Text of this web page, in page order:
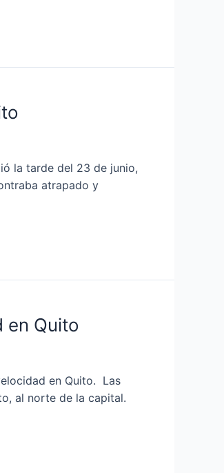
la tarde del 23 de junio,
atrapado y
en Quito
en Quito. Las
al norte de la capital.